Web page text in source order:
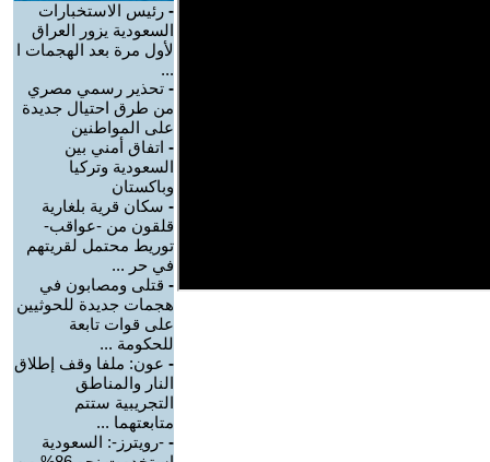
- رئيس الاستخبارات
السعودية يزور العراق
لأول مرة بعد الهجمات ا
...
- تحذير رسمي مصري
من طرق احتيال جديدة
على المواطنين
- اتفاق أمني بين
السعودية وتركيا
وباكستان
- سكان قرية بلغارية
قلقون من -عواقب-
توريط محتمل لقريتهم
في حر ...
- قتلى ومصابون في
هجمات جديدة للحوثيين
على قوات تابعة
للحكومة ...
- عون: ملفا وقف إطلاق
النار والمناطق
التجريبية ستتم
متابعتهما ...
- -رويترز-: السعودية